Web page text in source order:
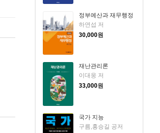
정부예산과 재무행정
하연섭 저
30,000원
재난관리론
이대웅 저
33,000원
국가 지능
구름,홍승길 공저